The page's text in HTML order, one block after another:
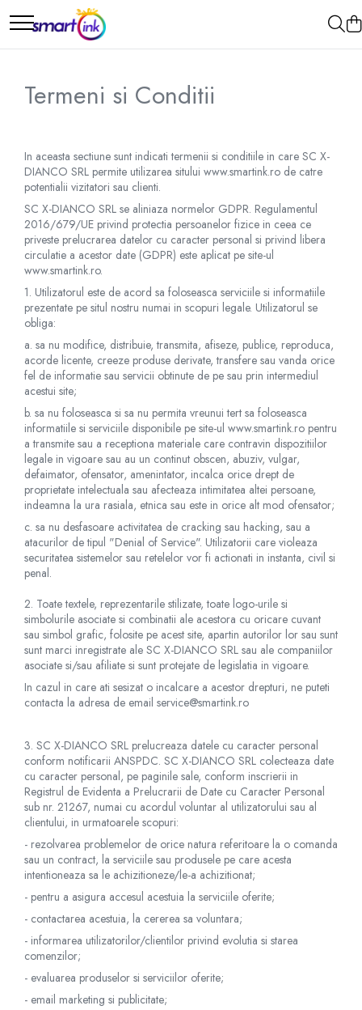
Termeni si Conditii
In aceasta sectiune sunt indicati termenii si conditiile in care SC X-
DIANCO SRL permite utilizarea sitului www.smartink.ro de catre
potentialii vizitatori sau clienti.
SC X-DIANCO SRL se aliniaza normelor GDPR. Regulamentul
2016/679/UE privind protectia persoanelor fizice in ceea ce
priveste prelucrarea datelor cu caracter personal si privind libera
circulatie a acestor date (GDPR) este aplicat pe site-ul
www.smartink.ro.
1. Utilizatorul este de acord sa foloseasca serviciile si informatiile
prezentate pe situl nostru numai in scopuri legale. Utilizatorul se
obliga:
a. sa nu modifice, distribuie, transmita, afiseze, publice, reproduca,
acorde licente, creeze produse derivate, transfere sau vanda orice
fel de informatie sau servicii obtinute de pe sau prin intermediul
acestui site;
b. sa nu foloseasca si sa nu permita vreunui tert sa foloseasca
informatiile si serviciile disponibile pe site-ul www.smartink.ro pentru
a transmite sau a receptiona materiale care contravin dispozitiilor
legale in vigoare sau au un continut obscen, abuziv, vulgar,
defaimator, ofensator, amenintator, incalca orice drept de
proprietate intelectuala sau afecteaza intimitatea altei persoane,
indeamna la ura rasiala, etnica sau este in orice alt mod ofensator;
c. sa nu desfasoare activitatea de cracking sau hacking, sau a
atacurilor de tipul "Denial of Service". Utilizatorii care violeaza
securitatea sistemelor sau retelelor vor fi actionati in instanta, civil si
penal.
2. Toate textele, reprezentarile stilizate, toate logo-urile si
simbolurile asociate si combinatii ale acestora cu oricare cuvant
sau simbol grafic, folosite pe acest site, apartin autorilor lor sau sunt
sunt marci inregistrate ale SC X-DIANCO SRL sau ale companiilor
asociate si/sau afiliate si sunt protejate de legislatia in vigoare.
In cazul in care ati sesizat o incalcare a acestor drepturi, ne puteti
contacta la adresa de email service@smartink.ro
3. SC X-DIANCO SRL prelucreaza datele cu caracter personal
conform notificarii ANSPDC. SC X-DIANCO SRL colecteaza date
cu caracter personal, pe paginile sale, conform inscrierii in
Registrul de Evidenta a Prelucrarii de Date cu Caracter Personal
sub nr. 21267, numai cu acordul voluntar al utilizatorului sau al
clientului, in urmatoarele scopuri:
- rezolvarea problemelor de orice natura referitoare la o comanda
sau un contract, la serviciile sau produsele pe care acesta
intentioneaza sa le achizitioneze/le-a achizitionat;
- pentru a asigura accesul acestuia la serviciile oferite;
- contactarea acestuia, la cererea sa voluntara;
- informarea utilizatorilor/clientilor privind evolutia si starea
comenzilor;
- evaluarea produselor si serviciilor oferite;
- email marketing si publicitate;